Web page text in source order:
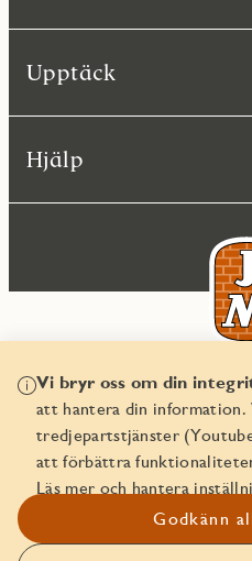
Vi bryr oss om din
att hantera din information.
tredjepartstjänster
att förbättra
Läs mer och hantera
Godkänn
Upptäck
Hjälp
© JM